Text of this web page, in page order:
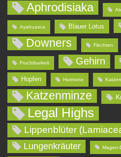
Aphrodisiaka
Ayahuasca Blauer Lotus
Downers Flechten
Fruchtbarkeit Gehirn
Hopfen Hormone Katzen
Katzenminze
Legal Highs
Lippenblüter
Lungenkräuter Magen-